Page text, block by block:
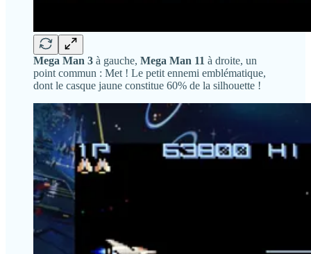
Mega Man 3 à gauche, Mega Man 11 à droite, un
point commun : Met ! Le petit ennemi emblématique,
dont le casque jaune constitue 60% de la silhouette !